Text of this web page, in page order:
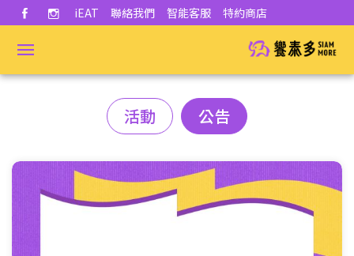
iEAT 聯絡我們 智能客服 特約商店
活動 公告